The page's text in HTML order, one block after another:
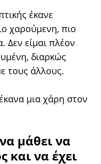
έκανε
χαρούμενη, πιο
Δεν είμαι πλέον
διαρκώς
τους άλλους.
μια χάρη στον
μάθει να
και να έχει